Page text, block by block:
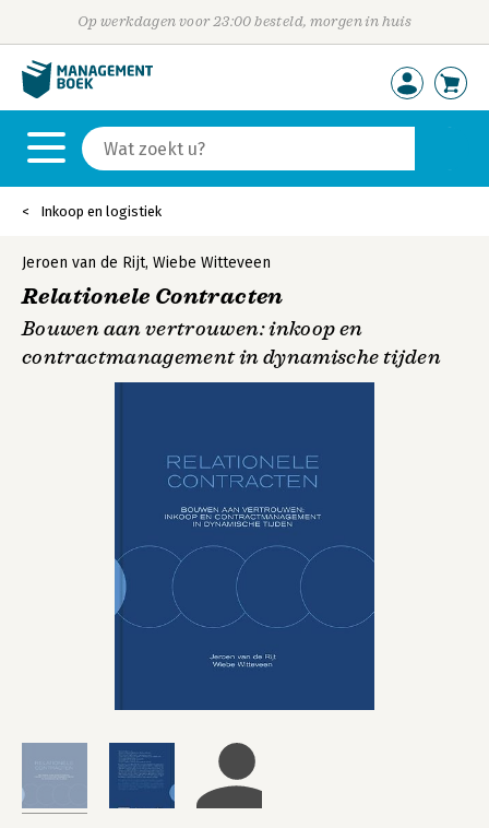
Op werkdagen voor 23:00 besteld, morgen in huis
Inkoop en logistiek
Jeroen van de Rijt, Wiebe Witteveen
Relationele Contracten
Bouwen aan vertrouwen: inkoop en
contractmanagement in dynamische tijden